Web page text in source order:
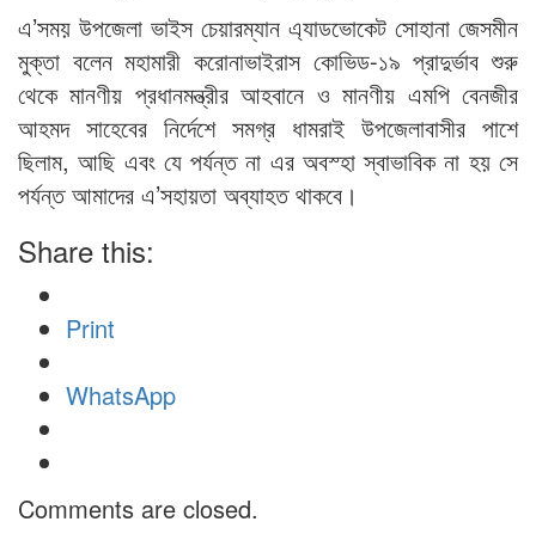
এ’সময় উপজেলা ভাইস চেয়ারম্যান এ্যাডভোকেট সোহানা জেসমীন
মুক্তা বলেন মহামারী করোনাভাইরাস কোভিড-১৯ প্রাদুর্ভাব শুরু
থেকে মানণীয় প্রধানমন্ত্রীর আহবানে ও মানণীয় এমপি বেনজীর
আহমদ সাহেবের নির্দেশে সমগ্র ধামরাই উপজেলাবাসীর পাশে
ছিলাম, আছি এবং যে পর্যন্ত না এর অবস্হা স্বাভাবিক না হয় সে
পর্যন্ত আমাদের এ’সহায়তা অব্যাহত থাকবে।
Share this:
Print
WhatsApp
Comments are closed.